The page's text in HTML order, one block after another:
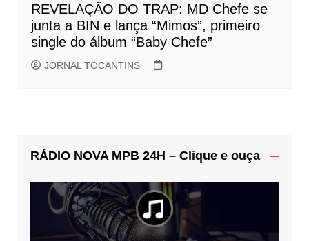
REVELAÇÃO DO TRAP: MD Chefe se
junta a BIN e lança “Mimos”, primeiro
single do álbum “Baby Chefe”
JORNAL TOCANTINS
RÁDIO NOVA MPB 24H – Clique e ouça